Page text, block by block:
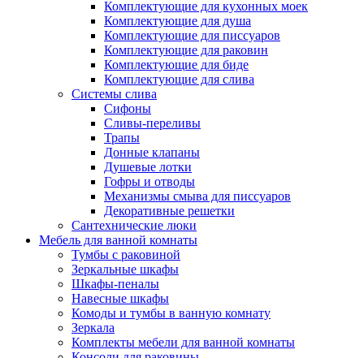
Комплектующие для кухонных моек
Комплектующие для душа
Комплектующие для писсуаров
Комплектующие для раковин
Комплектующие для биде
Комплектующие для слива
Системы слива
Сифоны
Сливы-переливы
Трапы
Донные клапаны
Душевые лотки
Гофры и отводы
Механизмы смыва для писсуаров
Декоративные решетки
Сантехнические люки
Мебель для ванной комнаты
Тумбы с раковиной
Зеркальные шкафы
Шкафы-пеналы
Навесные шкафы
Комоды и тумбы в ванную комнату
Зеркала
Комплекты мебели для ванной комнаты